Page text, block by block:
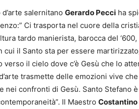
salernitano Gerardo Pecci ha
Ci trasporta nel cuore della
tardo manierista, barocca del
cui il Santo sta per essere
verso il cielo dove c’è Gesù che lo
trasmette delle emozioni vive
nei confronti di Gesù. Santo Stefano
Il Maestro Costantino